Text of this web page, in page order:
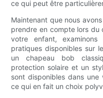
ce qui peut être
Maintenant que nous
prendre en compte lors du
votre enfant,
pratiques disponibles sur
un chapeau bob
protection solaire et un
sont disponibles dans
ce qui en fait un choix